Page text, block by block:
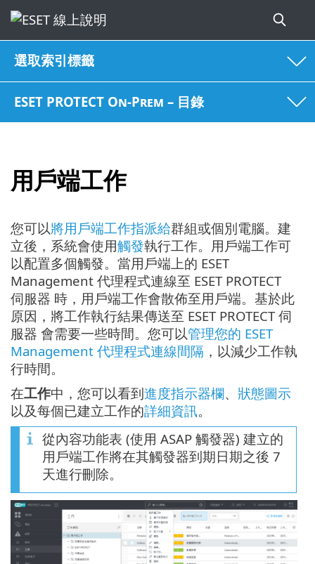
選取索引標籤
ESET PROTECT On-Prem – 目錄
用戶端工作
您可以將用戶端工作指派給群組或個別電腦。建
立後，系統會使用觸發執行工作。用戶端工作可
以配置多個觸發。當用戶端上的 ESET
Management 代理程式連線至 ESET PROTECT
伺服器 時，用戶端工作會散佈至用戶端。基於此
原因，將工作執行結果傳送至 ESET PROTECT 伺
服器 會需要一些時間。您可以管理您的 ESET
Management 代理程式連線間隔 ，以減少工作執
行時間。
在工作中，您可以看到進度指示器欄、 狀態圖示
以及每個已建立工作的詳細資訊。
從內容功能表 (使用 ASAP 觸發器) 建立的
用戶端工作將在其觸發器到期日期之後 7
天進行刪除。